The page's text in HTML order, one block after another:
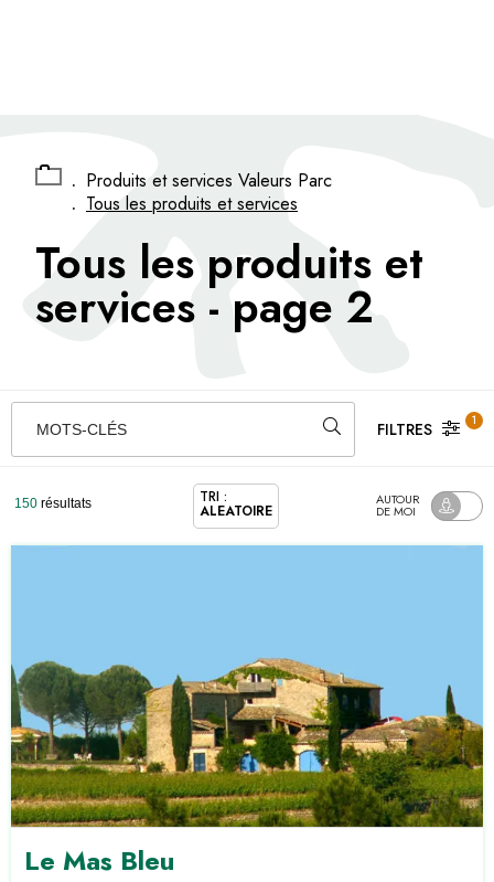
. Produits et services Valeurs Parc
. Tous les produits et services
Tous les produits et
services - page 2
MOTS-CLÉS FILTRES 1
150 résultats TRI :
ALÉATOIRE
AUTOUR
DE MOI
Le Mas Bleu